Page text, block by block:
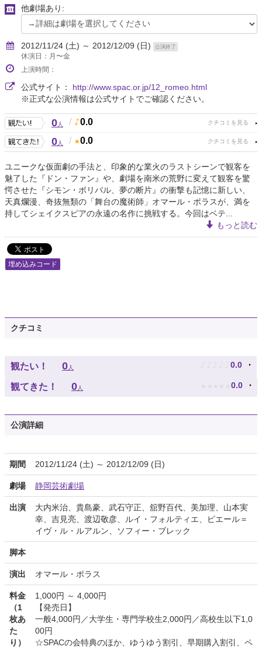
他劇場あり:
2012/11/24 (土) ～ 2012/12/09 (日) 公演終了
休演日：月〜金
上演時間：
公式サイト： http://www.spac.or.jp/12_romeo.html
※正式な公演情報は公式サイトでご確認ください。
0人 / 0.0
0人 / 0.0
ユニークな仮面劇の手法と、印象的な業火のラストシーンで観客を
魅了した『ドン・ファン』や、劇場を南米の荒野に変えて観客を驚
愕させた『シモン・ボリバル、夢の断片』の衝撃も記憶に新しい、
天真爛漫、奇抜無類の「舞台の魔術師」オマール・ポラスが、満を
持してシェイクスピアの永遠の名作に挑戦する。今回はベテ...
もっと読む
埋め込みコード
クチコミ
観たい！ 0人 ♪ ♪ ♪ ♪ ♪ 0.0
観てきた！ 0人 ★ ★ ★ ★ ★ 0.0
公演詳細
期間 2012/11/24 (土) ～ 2012/12/09 (日)
劇場 静岡芸術劇場
出演
大内米治、貴島豪、武石守正、舘野百代、美加理、山本実
幸、吉見亮、渡辺敬彦、ルイ・フォルティエ、ピエール＝
イヴ・ル・ルアルン、ソフィー・ブレック
脚本
演出 オマール・ポラス
料金
（1
枚あ
た
り）
1,000円 ～ 4,000円
【発売日】
一般4,000円／大学生・専門学校生2,000円／高校生以下1,0
00円
☆SPACの会特典のほか、ゆうゆう割引、早期購入割引、ペ